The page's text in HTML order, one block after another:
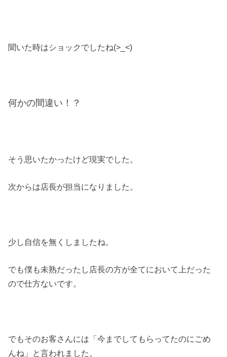
聞いた時はショックでしたね(>_<)
何かの間違い！？
そう思いたかったけど現実でした。
次からは店長が担当になりました。
少し自信を無くしましたね。
でも僕も未熟だったし店長の方が全てにおいて上だった
ので仕方ないです。
でもそのお客さんには「今までしてもらってたのにごめ
んね」と言われました。